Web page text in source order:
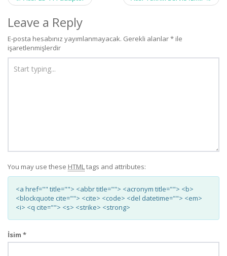
navigation
Leave a Reply
E-posta hesabınız yayımlanmayacak. Gerekli alanlar* ile
işaretlenmişlerdir
You may use these HTMLtags and attributes:
<a href="" title=""> <abbr title=""> <acronym title=""> <b>
<blockquote cite=""> <cite> <code> <del datetime=""> <em>
<i> <q cite=""> <s> <strike> <strong>
İsim *